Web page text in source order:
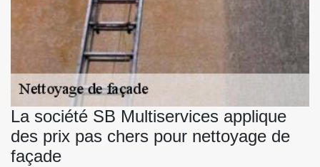
La société SB Multiservices applique
des prix pas chers pour nettoyage de
façade